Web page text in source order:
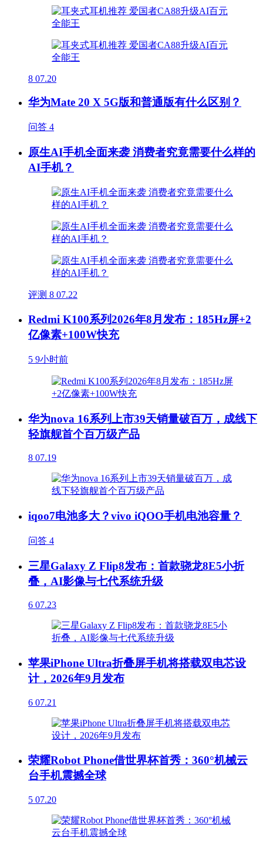
8 07.20
华为Mate 20 X 5G版和普通版有什么区别？
问答 4
原生AI手机全面来袭 消费者究竟需要什么样的
AI手机？
评测 8 07.22
Redmi K100系列2026年8月发布：185Hz屏+2
亿像素+100W快充
5 9小时前
华为nova 16系列上市39天销量破百万，成线下
轻旗舰首个百万级产品
8 07.19
iqoo7电池多大？vivo iQOO手机电池容量？
问答 4
三星Galaxy Z Flip8发布：首款骁龙8E5小折
叠，AI影像与七代系统升级
6 07.23
苹果iPhone Ultra折叠屏手机将搭载双电芯设
计，2026年9月发布
6 07.21
荣耀Robot Phone借世界杯首秀：360°机械云
台手机震撼全球
5 07.20